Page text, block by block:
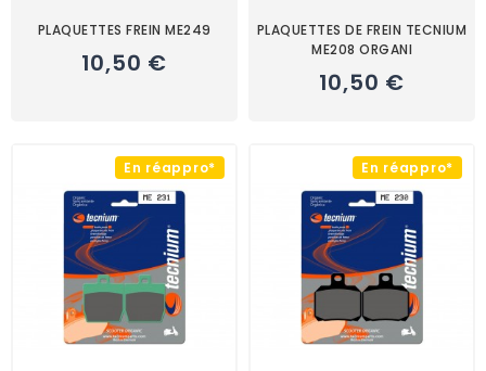
PLAQUETTES FREIN ME249
10,50 €
PLAQUETTES DE FREIN TECNIUM
ME208 ORGANI
10,50 €
En réappro* En réappro*